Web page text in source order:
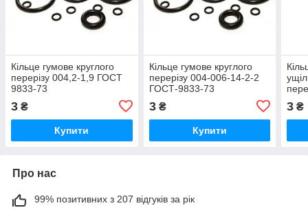
Кільце гумове круглого
перерізу 004,2-1,9 ГОСТ
9833-73
3 ₴
Купити
Кільце гумове круглого
перерізу 004-006-14-2-2
ГОСТ-9833-73
3₴
Купити
3 ₴
Про нас
99% позитивних з 207 відгуків за рік